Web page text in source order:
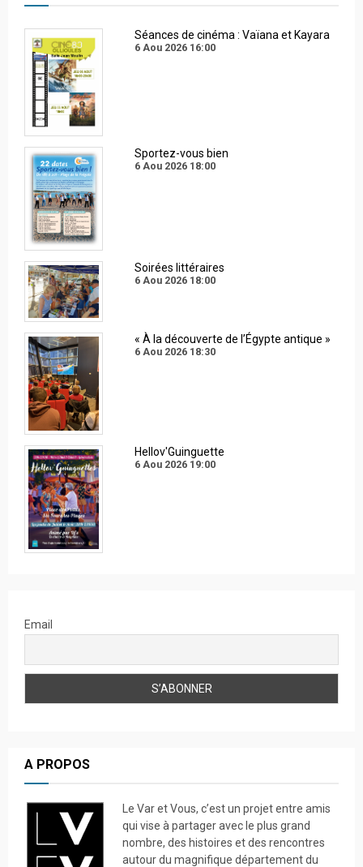
Séances de cinéma : Vaïana et Kayara
6 Aou 2026 16:00
Sportez-vous bien
6 Aou 2026 18:00
Soirées littéraires
6 Aou 2026 18:00
« À la découverte de l’Égypte antique »
6 Aou 2026 18:30
Hellov'Guinguette
6 Aou 2026 19:00
Email
A PROPOS
Le Var et Vous, c’est un projet entre amis
qui vise à partager avec le plus grand
nombre, des histoires et des rencontres
autour du magnifique département du